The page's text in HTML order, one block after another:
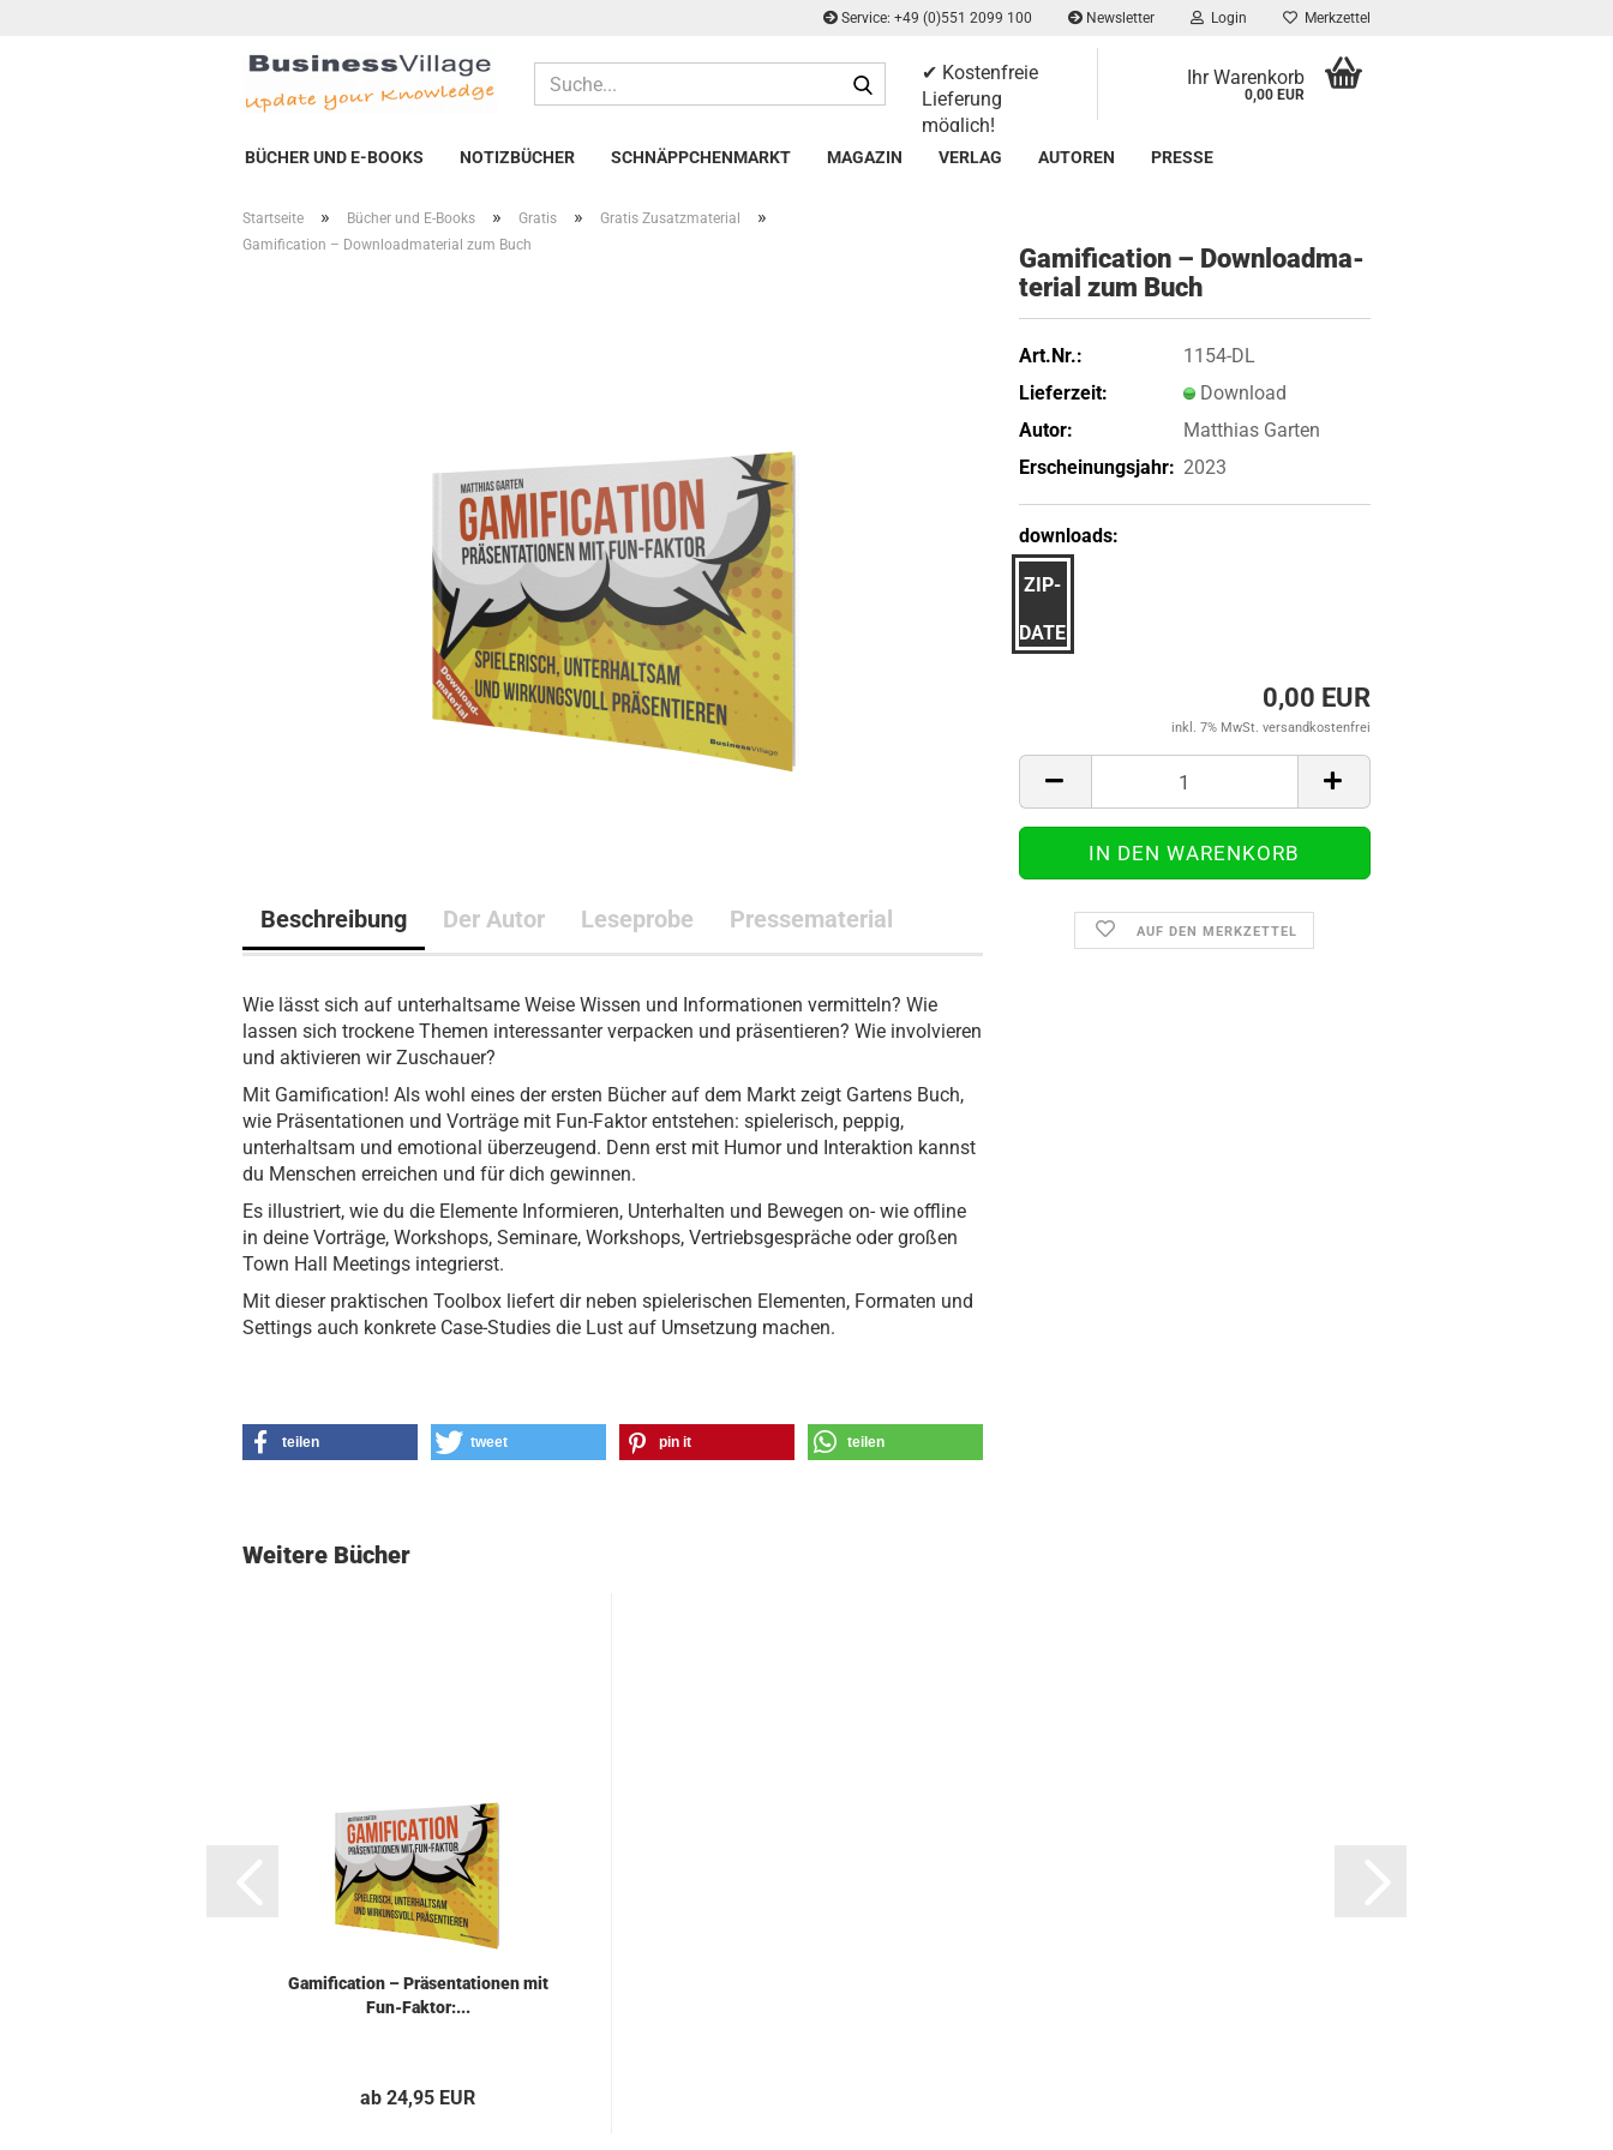
Service: +49 (0)551 2099 100 Newsletter Login Merkzettel
Suche...✔ Kostenfreie
Lieferung
möglich!
✔ 14 Tage
Ihr Warenkorb
0,00 EUR
BÜCHER UND E-BOOKS NOTIZBÜCHER SCHNÄPPCHENMARKT MAGAZIN VERLAG AUTOREN PRESSE
Startseite » Bücher und E-Books » Gratis » Gratis Zusatzmaterial »
Gamification – Downloadmaterial zum Buch
Ga­mi­fi­ca­ti­on – Down­load­ma­
te­ri­al zum Buch
Art.Nr.:
1154-DL
Lieferzeit:
Download
Autor:
Matthias Garten
Erscheinungsjahr: 2023
downloads:
ZIP-
DATEI
0,00 EUR
inkl. 7% MwSt. versandkostenfrei
AUF DEN MERKZETTEL
Beschreibung Der Autor Leseprobe Pressematerial
Wie lässt sich auf unterhaltsame Weise Wissen und Informationen vermitteln? Wie
lassen sich trockene Themen interessanter verpacken und präsentieren? Wie involvieren
und aktivieren wir Zuschauer?
Mit Gamification! Als wohl eines der ersten Bücher auf dem Markt zeigt Gartens Buch,
wie Präsentationen und Vorträge mit Fun-Faktor entstehen: spielerisch, peppig,
unterhaltsam und emotional überzeugend. Denn erst mit Humor und Interaktion kannst
du Menschen erreichen und für dich gewinnen.
Es illustriert, wie du die Elemente Informieren, Unterhalten und Bewegen on- wie offline
in deine Vorträge, Workshops, Seminare, Workshops, Vertriebsgespräche oder großen
Town Hall Meetings integrierst.
Mit dieser praktischen Toolbox liefert dir neben spielerischen Elementen, Formaten und
Settings auch konkrete Case-Studies die Lust auf Umsetzung machen.
teilen tweet pin it teilen
Weitere Bücher
Ga­mi­fi­ca­ti­on – Prä­sen­ta­tio­nen mit
Fun-​Fak­tor:...
ab 24,95 EUR